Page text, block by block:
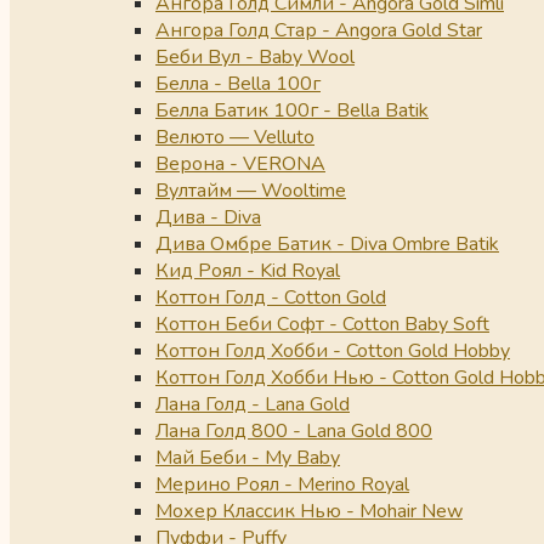
Ангора Голд Стар - Angora Gold Star
Беби Вул - Baby Wool
Белла - Bella 100г
Белла Батик 100г - Bella Batik
Велюто — Velluto
Верона - VERONA
Вултайм — Wooltime
Дива - Diva
Дива Омбре Батик - Diva Ombre Batik
Кид Роял - Kid Royal
Коттон Голд - Cotton Gold
Коттон Беби Софт - Cotton Baby Soft
Коттон Голд Хобби - Cotton Gold Hobby
Коттон Голд Хобби Нью - Cotton Gold
Лана Голд - Lana Gold
Лана Голд 800 - Lana Gold 800
Май Беби - My Baby
Мерино Роял - Merino Royal
Мохер Классик Нью - Mohair New
Пуффи - Puffy